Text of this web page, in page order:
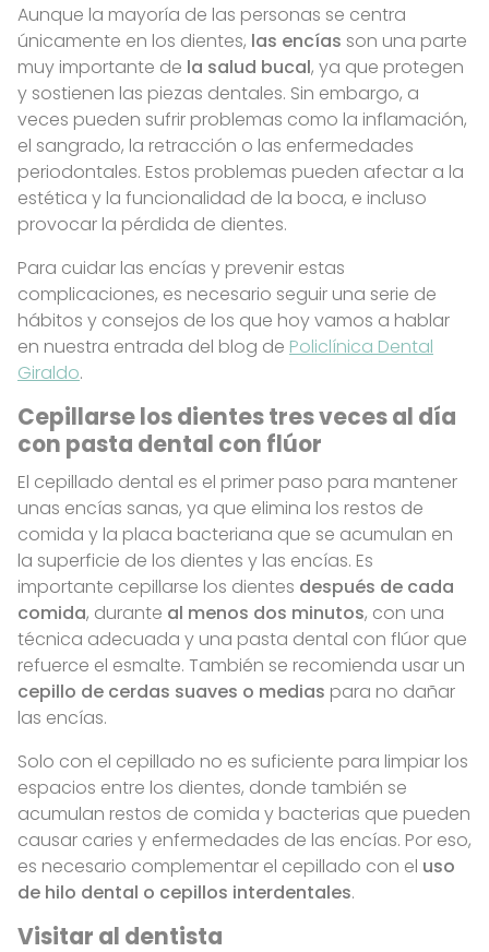
Aunque la mayoría de las personas se centra
únicamente en los dientes, las encías son una parte
muy importante de la salud bucal, ya que protegen
y sostienen las piezas dentales. Sin embargo, a
veces pueden sufrir problemas como la inflamación,
el sangrado, la retracción o las enfermedades
periodontales. Estos problemas pueden afectar a la
estética y la funcionalidad de la boca, e incluso
provocar la pérdida de dientes.
Para cuidar las encías y prevenir estas
complicaciones, es necesario seguir una serie de
hábitos y consejos de los que hoy vamos a hablar
en nuestra entrada del blog de Policlínica Dental
Giraldo.
Cepillarse los dientes tres veces al día
con pasta dental con flúor
El cepillado dental es el primer paso para mantener
unas encías sanas, ya que elimina los restos de
comida y la placa bacteriana que se acumulan en
la superficie de los dientes y las encías. Es
importante cepillarse los dientes después de cada
comida, durante al menos dos minutos, con una
técnica adecuada y una pasta dental con flúor que
refuerce el esmalte. También se recomienda usar un
cepillo de cerdas suaves o medias para no dañar
las encías.
Solo con el cepillado no es suficiente para limpiar los
espacios entre los dientes, donde también se
acumulan restos de comida y bacterias que pueden
causar caries y enfermedades de las encías. Por eso,
es necesario complementar el cepillado con el uso
de hilo dental o cepillos interdentales.
Visitar al dentista